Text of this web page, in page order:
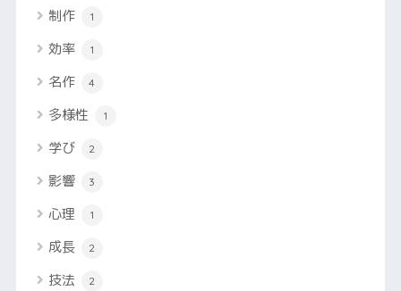
制作 1
効率 1
名作 4
多様性 1
学び 2
影響 3
心理 1
成長 2
技法 2